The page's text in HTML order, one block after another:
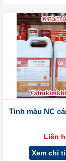
Tinh màu NC
Liên
Xem chi